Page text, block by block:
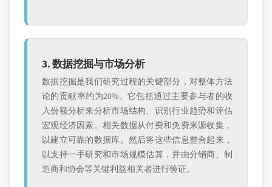
3. 数据挖掘与市场分析
数据挖掘是我们研究过程的关键部分，对整体方法
论的贡献率约为20%。它包括通过主要参与者的收
入份额分析来分析市场结构、识别行业趋势和评估
宏观经济因素。相关数据从付费和免费来源收集，
以建立可靠的数据库。然后将这些信息整合起来，
以支持一手研究和市场规模估算，并由分销商、制
造商和协会等关键利益相关者进行验证。